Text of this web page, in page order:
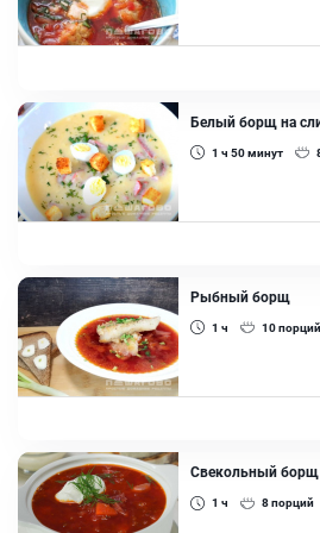
Перец красный сладкий, Чеснок,
(зелень), Сельдерей, Сахар, Лимонный сок
Фрикадельки (маленькие шарики фарша)
Ингредиенты:
Фарш свино-говяжий , Свекла, Картофель,
репчатый, Чеснок, Фасоль
белокочанная, Помидоры в собственном
Подсолнечное масло
Белый борщ на
1 ч 50минут
Здесь сливочное масло применяется в
Ингредиенты:
Полукопченая колбаса Краковская, Лук
Зелень, Масло сливочное, Хлеб белый,
натертый, Мука пшеничная, Сметана 15%,
Чеснок, Картофель, Лук репчатый
Рыбный борщ
1 ч 10порций
Ингредиенты:
Рыбный бульон, Лук репчатый, Морковь ,
Сельдерей, Свекла отварная, Капуста
Свекольный борщ
1 ч 8порций